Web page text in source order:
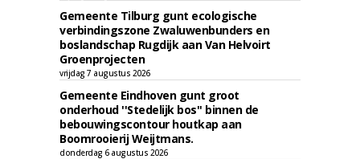
Gemeente Tilburg gunt ecologische
verbindingszone Zwaluwenbunders en
boslandschap Rugdijk aan Van Helvoirt
Groenprojecten
vrijdag 7 augustus 2026
Gemeente Eindhoven gunt groot
onderhoud ''Stedelijk bos'' binnen de
bebouwingscontour houtkap aan
Boomrooierij Weijtmans.
donderdag 6 augustus 2026